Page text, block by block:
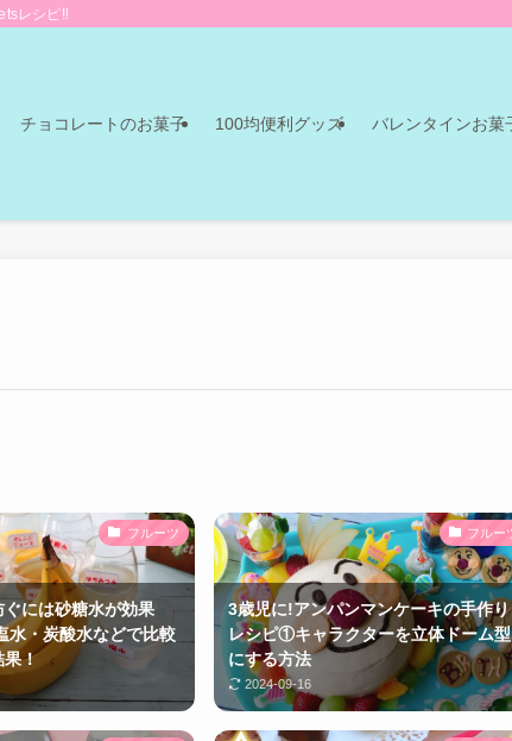
レシピ‼
チョコレートのお菓子 100均便利グッズ バレンタインお菓
フルーツ
ぐには砂糖水が効果
水・炭酸水などで比較
果！
フルー
3歳児に!アンパンマンケーキの手作り
レシピ①キャラクターを立体ドーム型
にする方法
2024-09-16